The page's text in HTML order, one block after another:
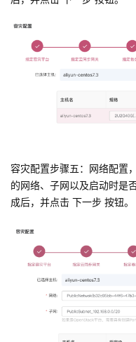
容灾配置步骤五：网络配置
的网络、子网以及启动时是
成后，并点击 下一步 按钮。